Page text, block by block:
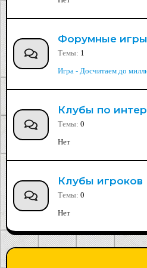
Форумные игры
Темы 1
Игра - Досчитаем до
Клубы по
Темы 0
Нет
Клубы игроков
Темы 0
Нет